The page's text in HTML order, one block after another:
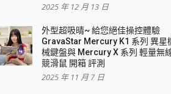
2025 年 12 月 13 日
外型超吸晴~ 給您絕佳操控體驗
GravaStar Mercury K1 系列 異星
械鍵盤與 Mercury X 系列 輕量無
競滑鼠 開箱 評測
2025 年 11 月 7 日